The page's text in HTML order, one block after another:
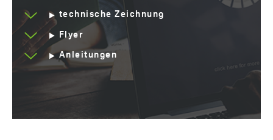
technische Zeichnung
Flyer
Anleitungen